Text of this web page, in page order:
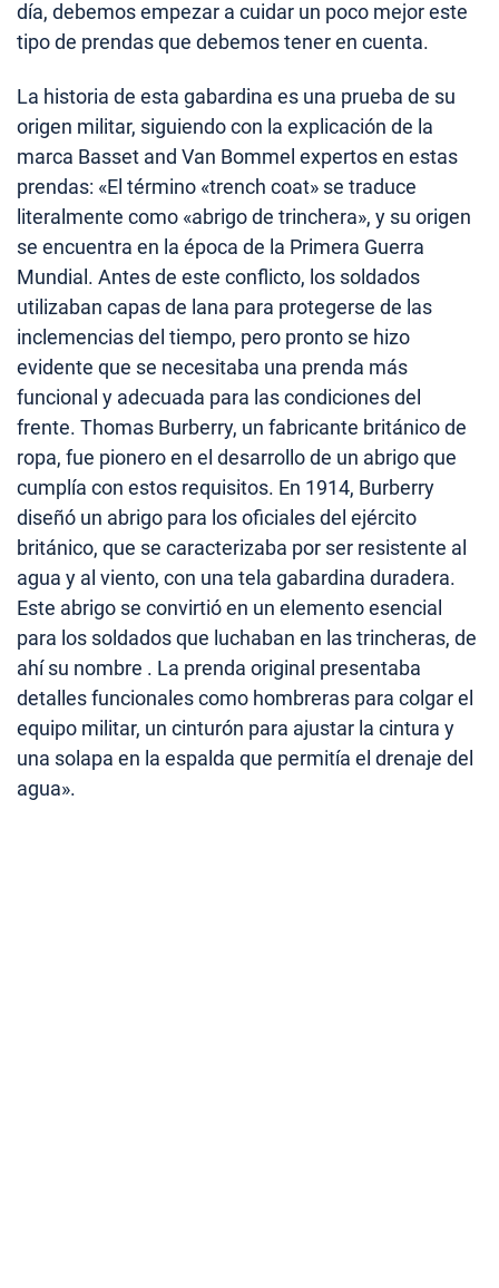
día, debemos empezar a cuidar un poco mejor este
tipo de prendas que debemos tener en cuenta.
La historia de esta gabardina es una prueba de su
origen militar, siguiendo con la explicación de la
marca Basset and Van Bommel expertos en estas
prendas: «El término «trench coat» se traduce
literalmente como «abrigo de trinchera», y su origen
se encuentra en la época de la Primera Guerra
Mundial. Antes de este conflicto, los soldados
utilizaban capas de lana para protegerse de las
inclemencias del tiempo, pero pronto se hizo
evidente que se necesitaba una prenda más
funcional y adecuada para las condiciones del
frente. Thomas Burberry, un fabricante británico de
ropa, fue pionero en el desarrollo de un abrigo que
cumplía con estos requisitos. En 1914, Burberry
diseñó un abrigo para los oficiales del ejército
británico, que se caracterizaba por ser resistente al
agua y al viento, con una tela gabardina duradera.
Este abrigo se convirtió en un elemento esencial
para los soldados que luchaban en las trincheras, de
ahí su nombre . La prenda original presentaba
detalles funcionales como hombreras para colgar el
equipo militar, un cinturón para ajustar la cintura y
una solapa en la espalda que permitía el drenaje del
agua».